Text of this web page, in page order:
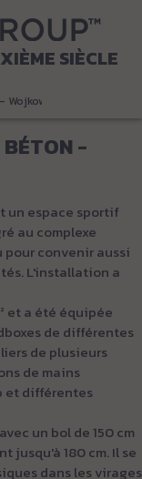
SIÈCLE
-
un espace sportif
au complexe
convenir aussi
L'installation a
et a été équipée
de différentes
de plusieurs
de mains
et différentes
un bol de 150 cm
jusqu'à 180 cm. Il se
dans les virages